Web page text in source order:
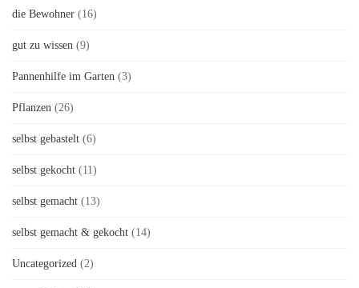
die Bewohner (16)
gut zu wissen (9)
Pannenhilfe im Garten (3)
Pflanzen (26)
selbst gebastelt (6)
selbst gekocht (11)
selbst gemacht (13)
selbst gemacht & gekocht (14)
Uncategorized (2)